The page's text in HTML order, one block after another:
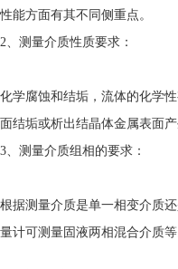
性能方面有其不同侧重点。
2、测量介质性质要求：
化学腐蚀和结垢，流体的化学
面结垢或析出结晶体金属表面产
3、测量介质组相的要求：
根据测量介质是单一相变介质
量计可测量固液两相混合介质等